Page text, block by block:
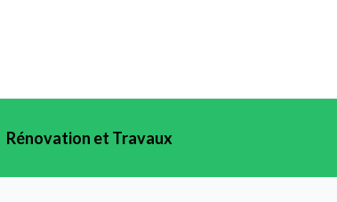
Rénovation et Travaux